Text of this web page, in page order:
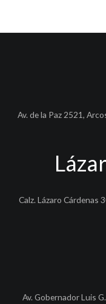
Av. de la Paz 2521,
Calz. Lázaro Cárdenas
Av. Gobernador Luis